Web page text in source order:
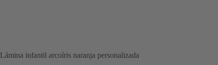
Lámina infantil arcoíris naranja personalizada